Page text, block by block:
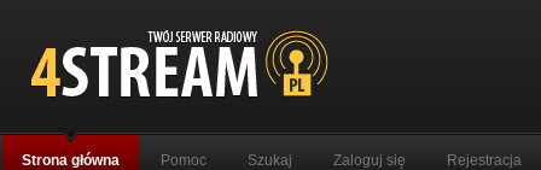
Strona główna Pomoc Szukaj Zaloguj się Rejestracja